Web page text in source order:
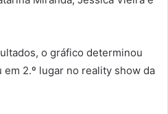
o gráfico determinou
2.º lugar no reality show da